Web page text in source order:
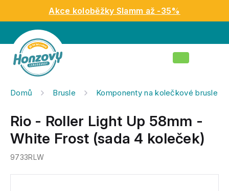
obsah
Akce koloběžky Slamm až -35%
Nákupní
Domů Brusle Komponenty na kolečkové brusle
Rio - Roller Light Up 58mm -
White Frost (sada 4 koleček)
9733RLW